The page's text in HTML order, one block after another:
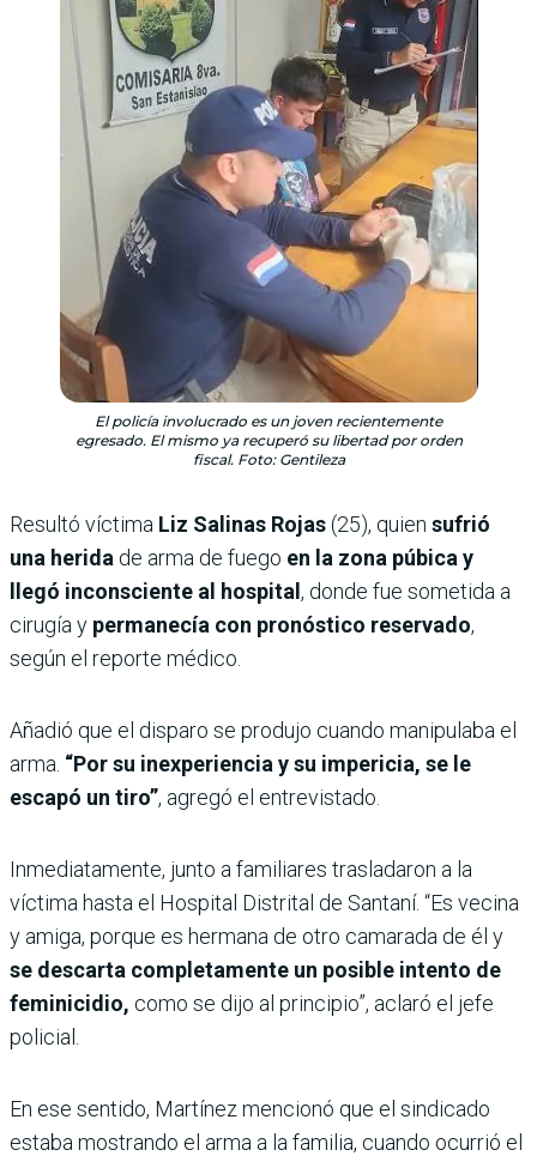
El policía involucrado es un joven recientemente
egresado. El mismo ya recuperó su libertad por orden
fiscal. Foto: Gentileza
Resultó víctima Liz Salinas Rojas(25), quien sufrió
una herida de arma de fuego en la zona púbica y
llegó inconsciente al hospital , donde fue sometida a
cirugía y permanecía con pronóstico reservado,
según el reporte médico.
Añadió que el disparo se produjo cuando manipulaba el
arma. “Por su inexperiencia y su impericia, se le
escapó un tiro”, agregó el entrevistado.
Inmediatamente, junto a familiares trasladaron a la
víctima hasta el Hospital Distrital de Santaní. “Es vecina
y amiga, porque es hermana de otro camarada de él y
se descarta completamente un posible intento de
feminicidio, como se dijo al principio”, aclaró el jefe
policial.
En ese sentido, Martínez mencionó que el sindicado
estaba mostrando el arma a la familia, cuando ocurrió el